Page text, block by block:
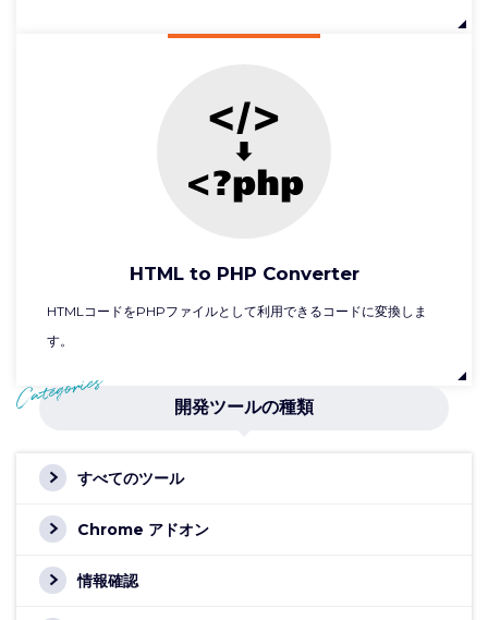
HTML to PHP Converter
HTMLコードをPHPファイルとして利用できるコードに変換しま
す。
開発ツールの種類
すべてのツール
Chrome アドオン
情報確認